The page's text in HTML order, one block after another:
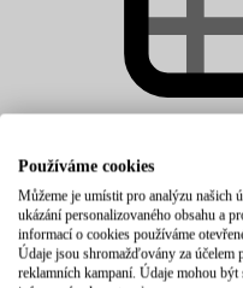
Dětské matrace
Používáme cookies
Můžeme je umístit pro analýzu našich
ukázání personalizovaného obsahu a
informací o cookies používáme
Údaje jsou shromažďovány za účelem
reklamních kampaní. Údaje mohou